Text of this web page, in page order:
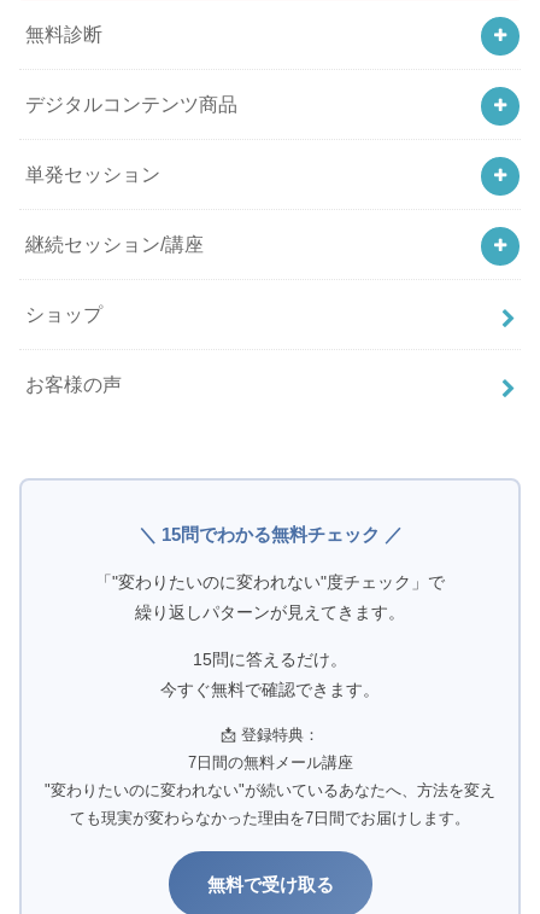
無料診断
デジタルコンテンツ商品
単発セッション
継続セッション/講座
ショップ
お客様の声
＼ 15問でわかる無料チェック ／
「"変わりたいのに変われない"度チェック」で
繰り返しパターンが見えてきます。
15問に答えるだけ。
今すぐ無料で確認できます。
📩 登録特典：
7日間の無料メール講座
"変わりたいのに変われない"が続いているあなたへ、方法を変え
ても現実が変わらなかった理由を7日間でお届けします。
無料で受け取る